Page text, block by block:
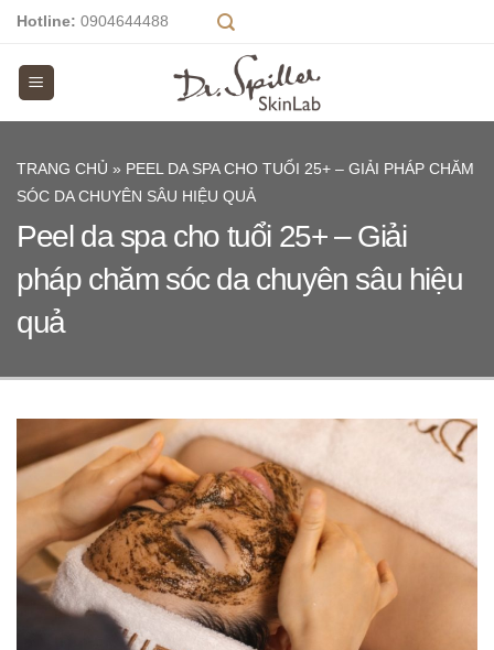
Skip
content
Hotline: 0904644488
TRANG CHỦ » PEEL DA SPA CHO TUỔI 25+ – GIẢI PHÁP CHĂM
SÓC DA CHUYÊN SÂU HIỆU QUẢ
Peel da spa cho tuổi 25+ – Giải
pháp chăm sóc da chuyên sâu hiệu
quả